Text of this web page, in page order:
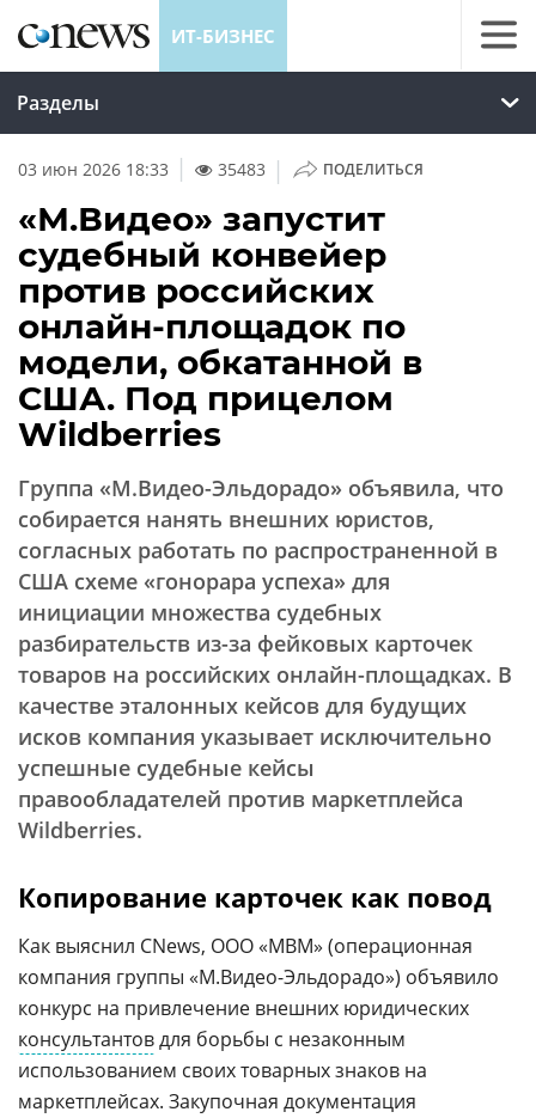
ИТ-БИЗНЕС
Разделы
03 июн 2026 18:33 35483 | ПОДЕЛИТЬСЯ
«М.Видео» запустит
судебный конвейер
против российских
онлайн-площадок по
модели, обкатанной в
США. Под прицелом
Wildberries
Группа «М.Видео-Эльдорадо» объявила, что
собирается нанять внешних юристов,
согласных работать по распространенной в
США схеме «гонорара успеха» для
инициации множества судебных
разбирательств из-за фейковых карточек
товаров на российских онлайн-площадках. В
качестве эталонных кейсов для будущих
исков компания указывает исключительно
успешные судебные кейсы
правообладателей против маркетплейса
Wildberries.
Копирование карточек как повод
Как выяснил CNews, ООО «МВМ» (операционная
компания группы «М.Видео-Эльдорадо») объявило
конкурс на привлечение внешних юридических
консультантовдля борьбы с незаконным
использованием своих товарных знаков на
маркетплейсах. Закупочная документация